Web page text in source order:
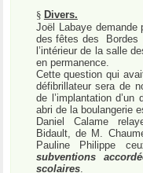
§ Divers.
Joël Labaye demande
des fêtes des
Bordes
l’intérieur de la salle
en permanence.
Cette question qui
défibrillateur sera de
de l’implantation
abri de la boulangerie
Daniel Calame
Bidault, de M.
Pauline Philippe
subventions
scolaires.